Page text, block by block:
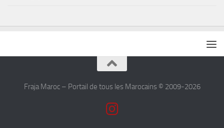
Fraja Maroc – Portail de tous les Marocains © 2009-2026